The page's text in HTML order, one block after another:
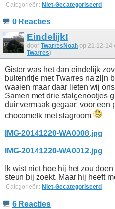
Categorieën: Niet-Gecategoriseerd
0 Reacties
Eindelijk!
door TwarresNoah op 21-12-14
Twarres)
Gister was het dan eindelijk
buitenritje met Twarres na zijn
waaien maar daar lieten wij
Samen met drie stalgenootjes
duinvermaak gegaan voor een
chocomelk met slagroom
IMG-20141220-WA0008.jpg
IMG-20141220-WA0012.jpg
Ik wist niet hoe hij het zou
steun bij zoekt. Maar hij heeft
Categorieën: Niet-Gecategoriseerd
6 Reacties